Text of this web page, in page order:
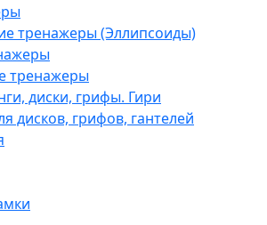
тренажеры (Эллипсоиды)
тренажеры
диски, грифы. Гири
дисков, грифов, гантелей